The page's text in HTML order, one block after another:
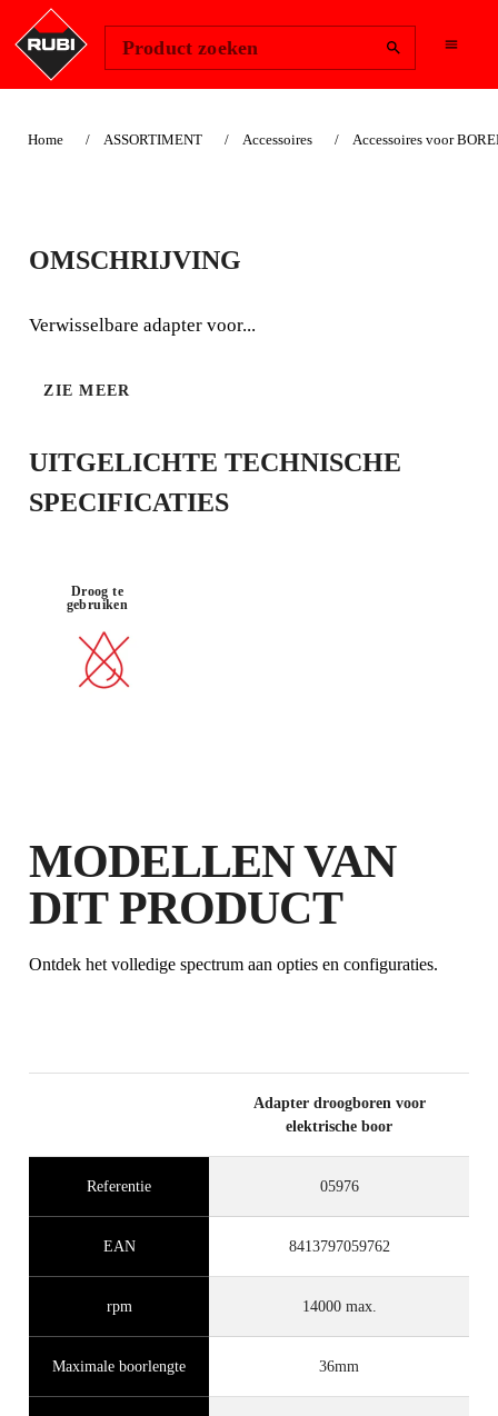
Product zoeken
Home ASSORTIMENT Accessoires Accessoires voor
VERWISSELBARE
KOP
MINIGRESBOOR
Verwisselbare adapter voor diamantboor.
MATERIAAL
: EXTREEM
HARD
OMSCHRIJVING
Verwisselbare adapter voor...
ZIE MEER
UITGELICHTE TECHNISCHE
SPECIFICATIES
Droog te
gebruiken
MODELLEN VAN
DIT PRODUCT
Ontdek het volledige spectrum aan opties en configuraties.
Adapter droogboren voor
elektrische boor
Referentie 05976
EAN 8413797059762
rpm 14000 max.
Maximale boorlengte 36mm